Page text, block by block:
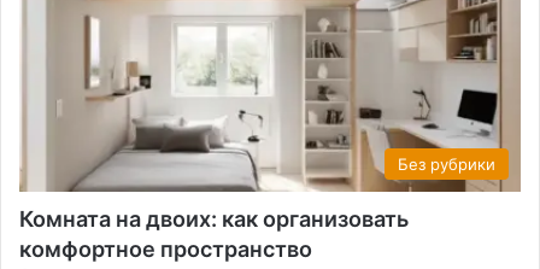
Без рубрики
Комната на двоих: как организовать
комфортное пространство